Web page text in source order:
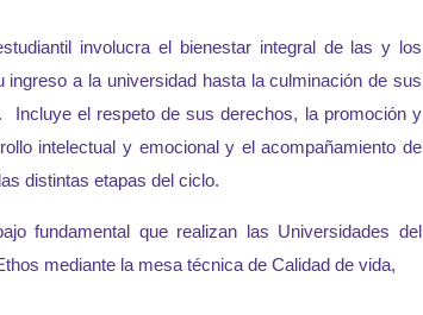
involucra el bienestar integral de las y los
ingreso a la universidad hasta la culminación de sus
Incluye el respeto de sus derechos, la promoción y
intelectual y emocional y el acompañamiento de
distintas etapas del ciclo.
fundamental que realizan las Universidades del
mediante la mesa técnica de Calidad de vida,